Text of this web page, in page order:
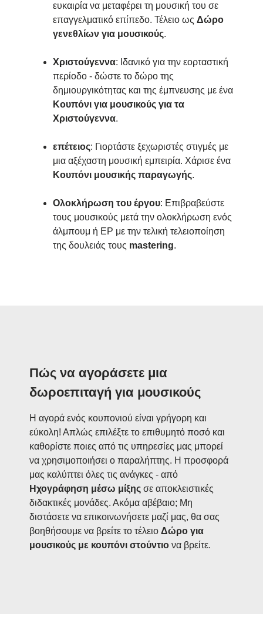
ευκαιρία να μεταφέρει τη μουσική του σε
επαγγελματικό επίπεδο. Τέλειο ως Δώρο
γενεθλίων για μουσικούς.
Χριστούγεννα: Ιδανικό για την εορταστική
περίοδο - δώστε το δώρο της
δημιουργικότητας και της έμπνευσης με ένα
Κουπόνι για μουσικούς για τα
Χριστούγεννα.
επέτειος: Γιορτάστε ξεχωριστές στιγμές με
μια αξέχαστη μουσική εμπειρία. Χάρισε ένα
Κουπόνι μουσικής παραγωγής.
Ολοκλήρωση του έργου: Επιβραβεύστε
τους μουσικούς μετά την ολοκλήρωση ενός
άλμπουμ ή EP με την τελική τελειοποίηση
της δουλειάς τους mastering.
Πώς να αγοράσετε μια
δωροεπιταγή για μουσικούς
Η αγορά ενός κουπονιού είναι γρήγορη και
εύκολη! Απλώς επιλέξτε το επιθυμητό ποσό και
καθορίστε ποιες από τις υπηρεσίες μας μπορεί
να χρησιμοποιήσει ο παραλήπτης. Η προσφορά
μας καλύπτει όλες τις ανάγκες - από
Ηχογράφηση μέσω μίξης σε αποκλειστικές
διδακτικές μονάδες. Ακόμα αβέβαιο; Μη
διστάσετε να επικοινωνήσετε μαζί μας, θα σας
βοηθήσουμε να βρείτε το τέλειο Δώρο για
μουσικούς με κουπόνι στούντιο να βρείτε.